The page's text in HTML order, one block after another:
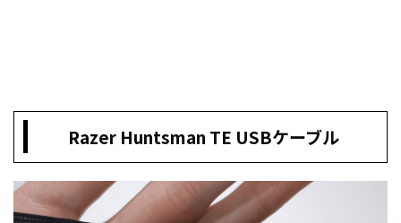
Razer Huntsman TE USBケーブル